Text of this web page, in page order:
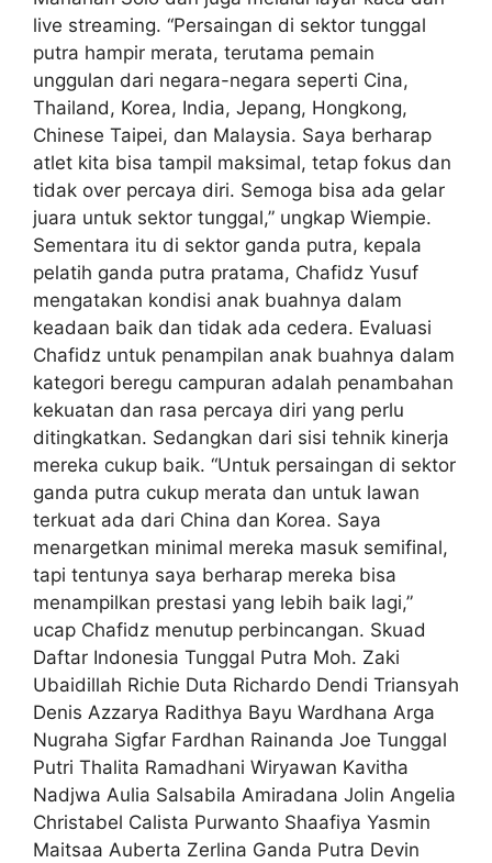
live streaming. “Persaingan di sektor tunggal
putra hampir merata, terutama pemain
unggulan dari negara-negara seperti Cina,
Thailand, Korea, India, Jepang, Hongkong,
Chinese Taipei, dan Malaysia. Saya berharap
atlet kita bisa tampil maksimal, tetap fokus dan
tidak over percaya diri. Semoga bisa ada gelar
juara untuk sektor tunggal,” ungkap Wiempie.
Sementara itu di sektor ganda putra, kepala
pelatih ganda putra pratama, Chafidz Yusuf
mengatakan kondisi anak buahnya dalam
keadaan baik dan tidak ada cedera. Evaluasi
Chafidz untuk penampilan anak buahnya dalam
kategori beregu campuran adalah penambahan
kekuatan dan rasa percaya diri yang perlu
ditingkatkan. Sedangkan dari sisi tehnik kinerja
mereka cukup baik. “Untuk persaingan di sektor
ganda putra cukup merata dan untuk lawan
terkuat ada dari China dan Korea. Saya
menargetkan minimal mereka masuk semifinal,
tapi tentunya saya berharap mereka bisa
menampilkan prestasi yang lebih baik lagi,”
ucap Chafidz menutup perbincangan. Skuad
Daftar Indonesia Tunggal Putra Moh. Zaki
Ubaidillah Richie Duta Richardo Dendi Triansyah
Denis Azzarya Radithya Bayu Wardhana Arga
Nugraha Sigfar Fardhan Rainanda Joe Tunggal
Putri Thalita Ramadhani Wiryawan Kavitha
Nadjwa Aulia Salsabila Amiradana Jolin Angelia
Christabel Calista Purwanto Shaafiya Yasmin
Maitsaa Auberta Zerlina Ganda Putra Devin